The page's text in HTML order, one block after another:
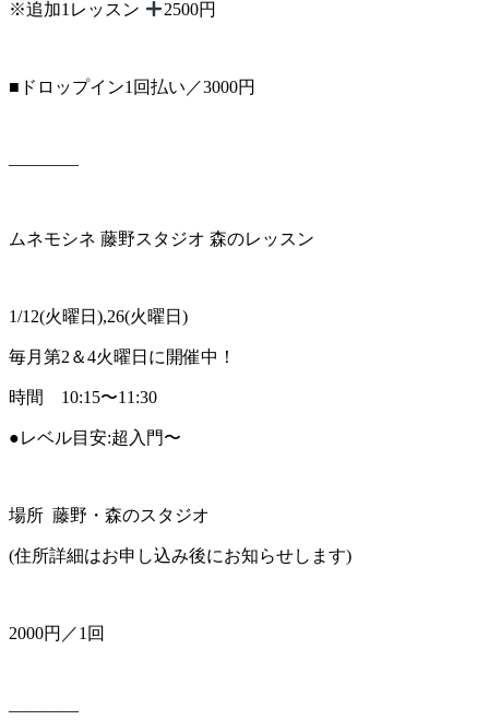
※追加1レッスン 2500円
■ドロップイン1回払い／3000円
————
ムネモシネ 藤野スタジオ 森のレッスン
1/12(火曜日),26(火曜日)
毎月第2＆4火曜日に開催中！
時間 10:15〜11:30
●レベル目安:超入門〜
場所 藤野・森のスタジオ
(住所詳細はお申し込み後にお知らせします)
2000円／1回
————